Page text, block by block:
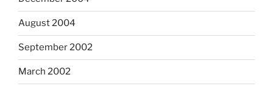
August 2004
September 2002
March 2002